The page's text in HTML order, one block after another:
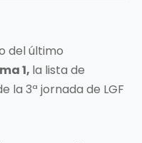
del último
1, la lista de
la 3ª jornada de LGF